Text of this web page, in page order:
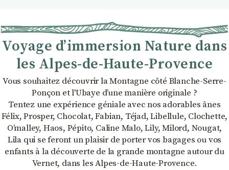
Voyage d’immersion Nature dans
les Alpes-de-Haute-Provence
Vous souhaitez découvrir la Montagne côté Blanche-Serre-
Ponçon et l'Ubaye dʼune manière originale ?
Tentez une expérience géniale avec nos adorables ânes
Félix, Prosper, Chocolat, Fabian, Téjad, Libellule, Clochette,
Oʼmalley, Haos, Pépito, Caline Malo, Lily, Milord, Nougat,
Lila qui se feront un plaisir de porter vos bagages ou vos
enfants à la découverte de la grande montagne autour du
Vernet, dans les Alpes-de-Haute-Provence.